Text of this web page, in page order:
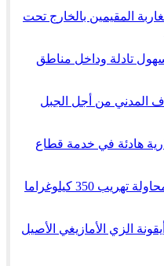
المقيمين بالخارج تحت
تادلة وداخل مناطق
2026.. الائتلاف المدني من أجل الجبل
هادئة في خدمة قطاع
ميناء طنجة المتوسط: إحباط محاولة تهريب 350 كيلوغراما
الزي الأمازيغي الأصيل